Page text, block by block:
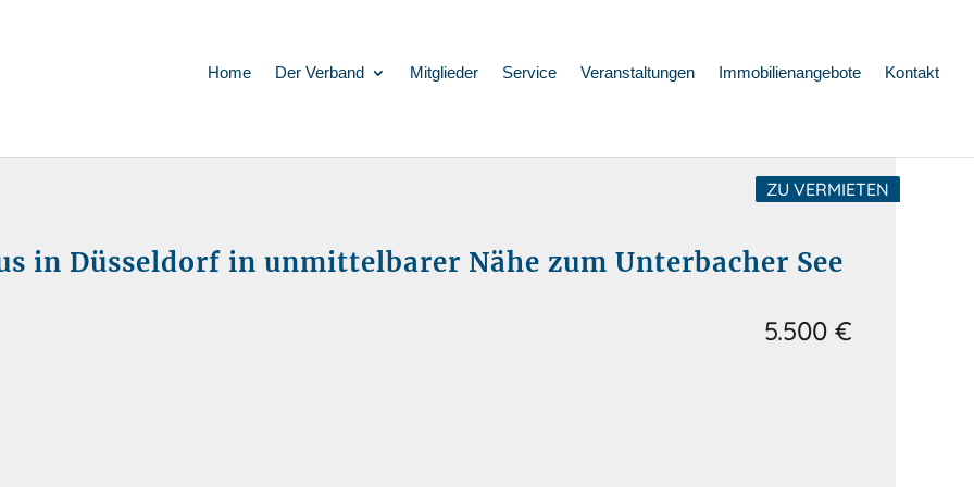
Home Der Verband Mitglieder Service Veranstaltungen Immobilienangebote Kontakt
ZU VERMIETEN
in Düsseldorf in unmittelbarer Nähe zum Unterbacher See
5.500 €